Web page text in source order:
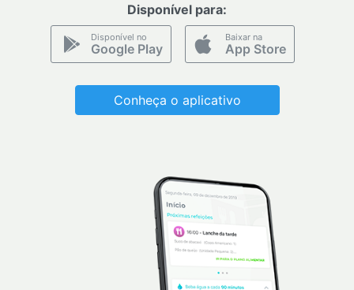
Disponível para:
Disponível no
Google Play
Baixar na
App Store
Conheça o aplicativo